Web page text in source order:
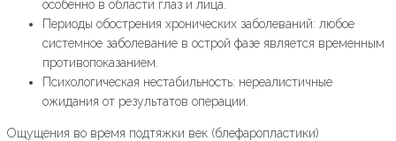
особенно в области глаз и лица.
Периоды обострения хронических заболеваний: любое
системное заболевание в острой фазе является временным
противопоказанием.
Психологическая нестабильность: нереалистичные
ожидания от результатов операции.
Ощущения во время подтяжки век (блефаропластики)